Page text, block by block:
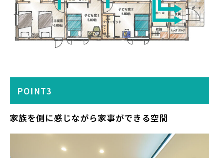
POINT3
家族を側に感じながら家事ができる空間